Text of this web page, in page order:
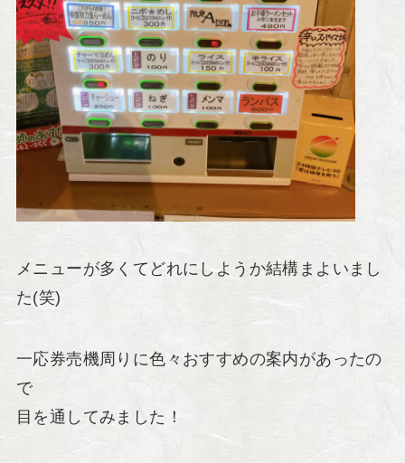
メニューが多くてどれにしようか結構まよいまし
た(笑)
一応券売機周りに色々おすすめの案内があったの
で
目を通してみました！